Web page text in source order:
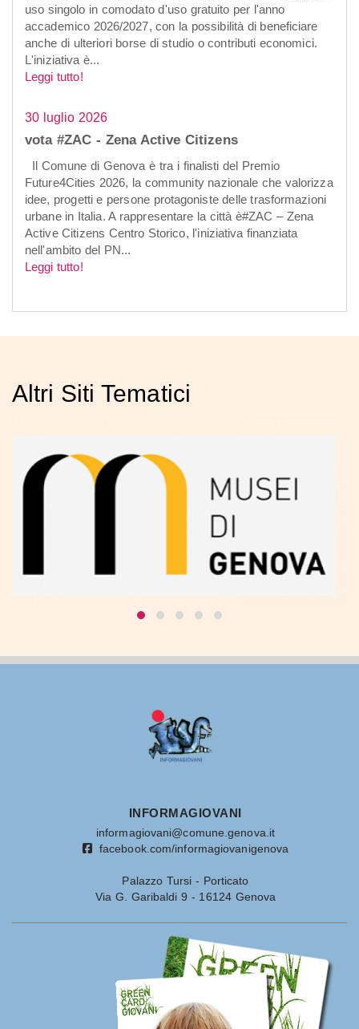
uso singolo in comodato d'uso gratuito per l'anno
accademico 2026/2027, con la possibilità di beneficiare
anche di ulteriori borse di studio o contributi economici.
L'iniziativa è...
Leggi tutto!
30 luglio 2026
vota #ZAC - Zena Active Citizens
Il Comune di Genova è tra i finalisti del Premio
Future4Cities 2026, la community nazionale che valorizza
idee, progetti e persone protagoniste delle trasformazioni
urbane in Italia. A rappresentare la città è#ZAC – Zena
Active Citizens Centro Storico, l'iniziativa finanziata
nell'ambito del PN...
Leggi tutto!
Altri Siti Tematici
INFORMAGIOVANI
informagiovani@comune.genova.it
facebook.com/informagiovanigenova
Palazzo Tursi - Porticato
Via G. Garibaldi 9 - 16124 Genova